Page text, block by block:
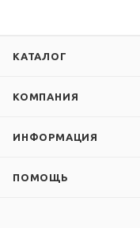
КАТАЛОГ
КОМПАНИЯ
ИНФОРМАЦИЯ
ПОМОЩЬ